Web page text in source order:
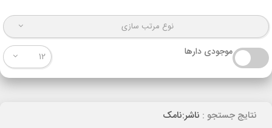
نوع مرتب سازی
موجودی دارها 12
نتایج جستجو : ناشر:نامک